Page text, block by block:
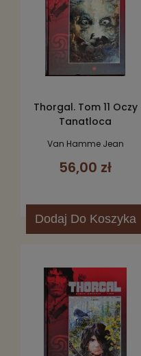
Thorgal. Tom 11 Oczy
Tanatloca
Van Hamme Jean
56,00 zł
Dodaj Do Koszyka